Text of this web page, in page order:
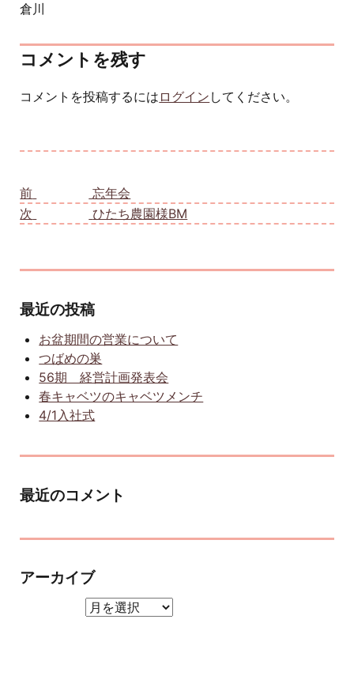
倉川
コメントを残す
コメントを投稿するには ログイン してください。
前
忘年会
次
ひたち農園様BM
最近の投稿
お盆期間の営業について
つばめの巣
56期 経営計画発表会
春キャベツのキャベツメンチ
4/1入社式
最近のコメント
アーカイブ